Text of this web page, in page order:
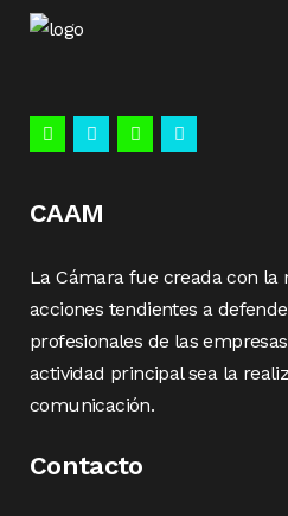
CAAM
La Cámara fue creada con la
acciones tendientes a
profesionales de las
actividad principal sea la
comunicación.
Contacto